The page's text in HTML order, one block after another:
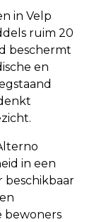
in Velp
ruim 20
beschermt
en
in een
beschikbaar
bewoners